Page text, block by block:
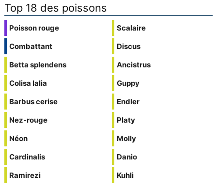
Top 18 des poissons
Poisson rouge
Combattant
Betta splendens
Colisa lalia
Barbus cerise
Nez-rouge
Néon
Cardinalis
Ramirezi
Scalaire
Discus
Ancistrus
Guppy
Endler
Platy
Molly
Danio
Kuhli